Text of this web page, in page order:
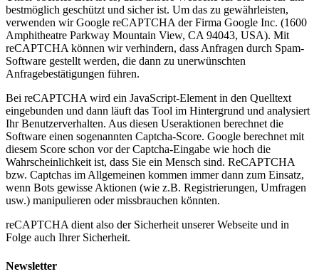
bestmöglich geschützt und sicher ist. Um das zu gewährleisten,
verwenden wir Google reCAPTCHA der Firma Google Inc. (1600
Amphitheatre Parkway Mountain View, CA 94043, USA). Mit
reCAPTCHA können wir verhindern, dass Anfragen durch Spam-
Software gestellt werden, die dann zu unerwünschten
Anfragebestätigungen führen.
Bei reCAPTCHA wird ein JavaScript-Element in den Quelltext
eingebunden und dann läuft das Tool im Hintergrund und analysiert
Ihr Benutzerverhalten. Aus diesen Useraktionen berechnet die
Software einen sogenannten Captcha-Score. Google berechnet mit
diesem Score schon vor der Captcha-Eingabe wie hoch die
Wahrscheinlichkeit ist, dass Sie ein Mensch sind. ReCAPTCHA
bzw. Captchas im Allgemeinen kommen immer dann zum Einsatz,
wenn Bots gewisse Aktionen (wie z.B. Registrierungen, Umfragen
usw.) manipulieren oder missbrauchen könnten.
reCAPTCHA dient also der Sicherheit unserer Webseite und in
Folge auch Ihrer Sicherheit.
Newsletter